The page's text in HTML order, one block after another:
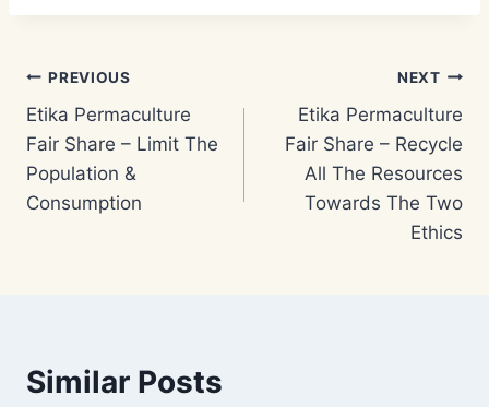
Post
navigation
PREVIOUS
Etika Permaculture
Fair Share – Limit The
Population &
Consumption
NEXT
Etika Permaculture
Fair Share – Recycle
All The Resources
Towards The Two
Ethics
Similar Posts